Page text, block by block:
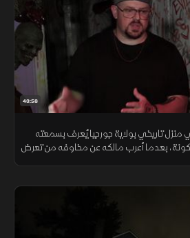
43:58
تاريخي بولاية جورجيا يُعرف بسمعته
بعدما أعرب مالكه عن مخاوفه من تعرض